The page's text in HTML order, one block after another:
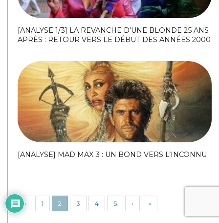
[ANALYSE 1/3] LA REVANCHE D’UNE BLONDE 25 ANS
APRÈS : RETOUR VERS LE DÉBUT DES ANNÉES 2000
[ANALYSE] MAD MAX 3 : UN BOND VERS L’INCONNU
‹ 1 2 3 4 5 › »